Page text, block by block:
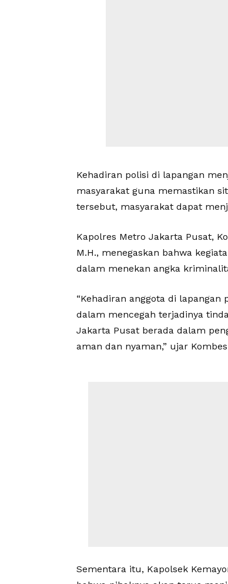
Kehadiran polisi di lapangan
masyarakat guna memastikan
tersebut, masyarakat dapat
Kapolres Metro Jakarta Pusat,
M.H., menegaskan bahwa
dalam menekan angka
“Kehadiran anggota di
dalam mencegah terjadinya
Jakarta Pusat berada dalam
aman dan nyaman,” ujar
Sementara itu, Kapolsek